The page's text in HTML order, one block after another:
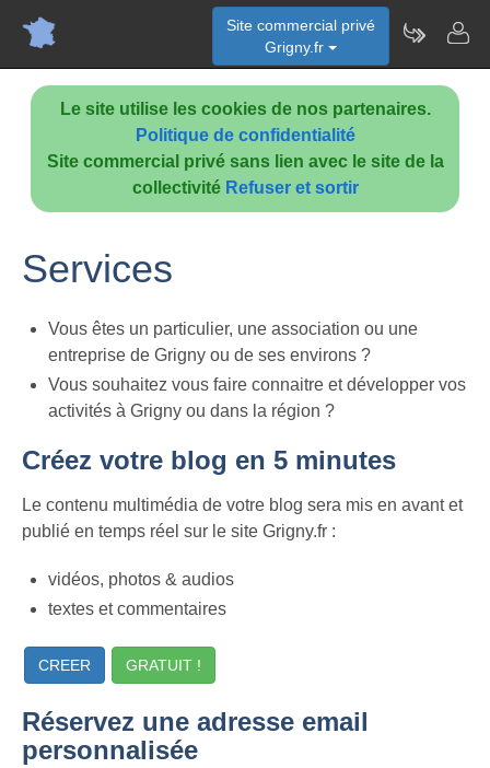
Le site utilise les cookies de nos partenaires.
Politique de confidentialité
Site commercial privé sans lien avec le site de la
collectivité Refuser et sortir
Site commercial privé
Grigny.fr
Services
Vous êtes un particulier, une association ou une
entreprise de Grigny ou de ses environs ?
Vous souhaitez vous faire connaitre et développer vos
activités à Grigny ou dans la région ?
Créez votre blog en 5 minutes
Le contenu multimédia de votre blog sera mis en avant et
publié en temps réel sur le site Grigny.fr :
vidéos, photos & audios
textes et commentaires
CREER GRATUIT !
Réservez une adresse email
personnalisée